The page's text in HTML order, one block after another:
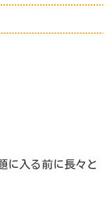
に入る前に長々と